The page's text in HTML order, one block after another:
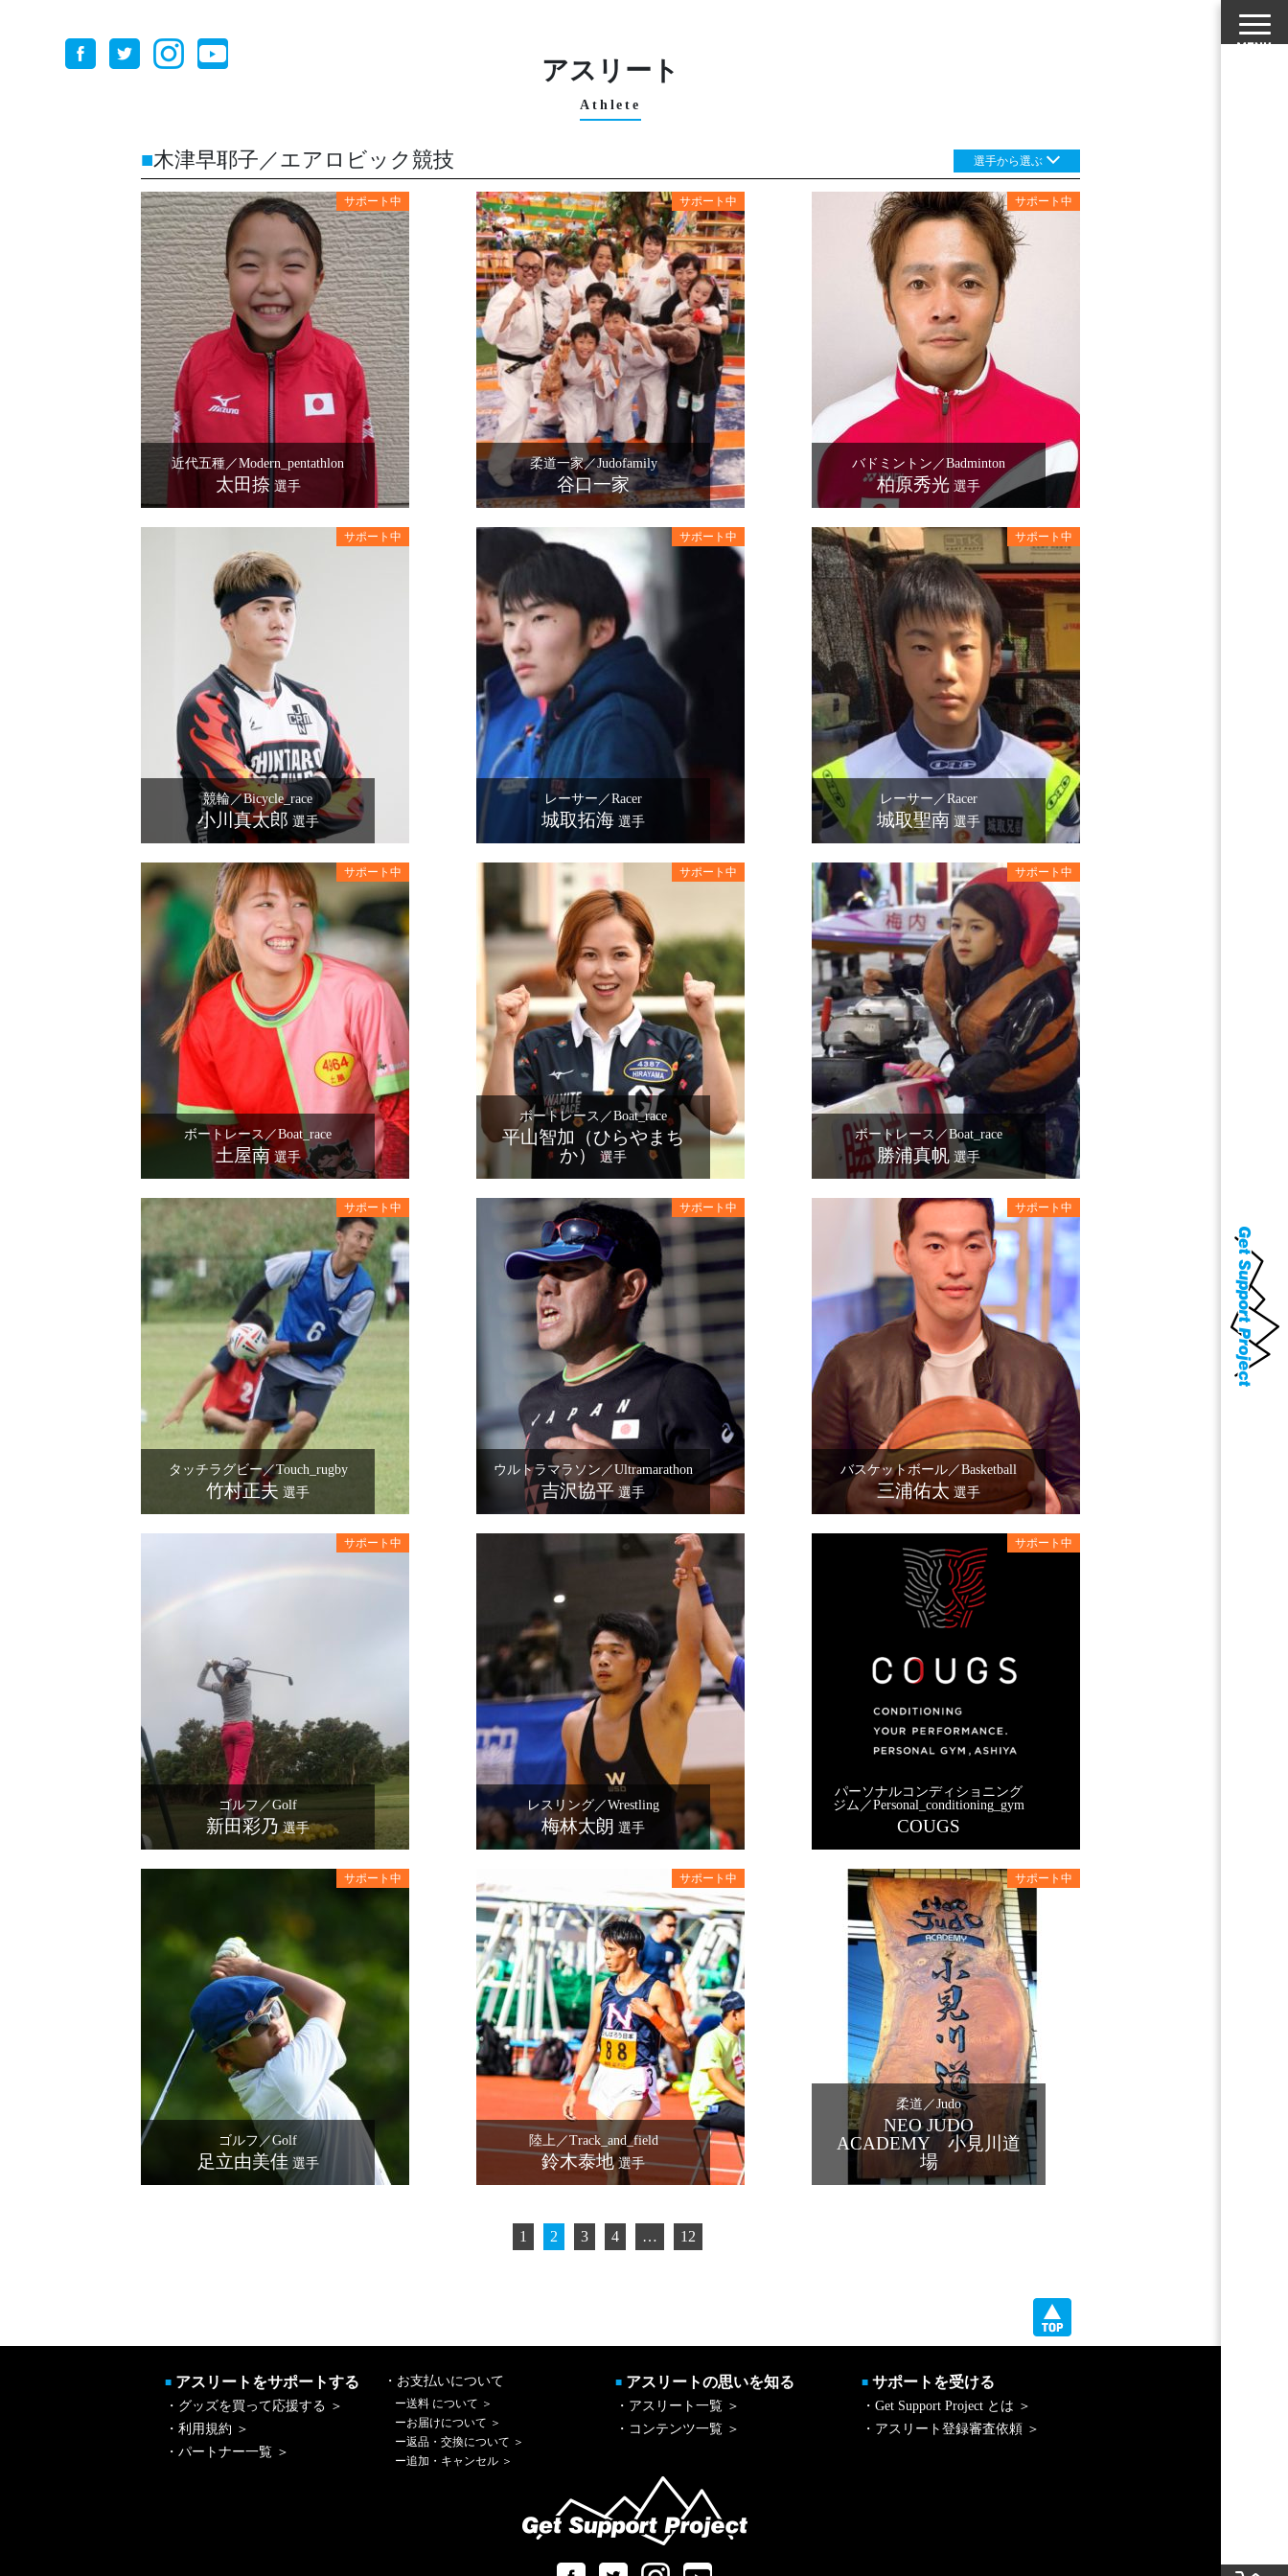
アスリート
Athlete
木津早耶子／エアロビック競技 選手から選ぶ
近代五種／Modern_pentathlon
太田捺 選手
柔道一家／Judofamily
谷口一家
バドミントン／Badminton
柏原秀光 選手
競輪／Bicycle_race
小川真太郎 選手
レーサー／Racer
城取拓海 選手
レーサー／Racer
城取聖南 選手
ボートレース／Boat_race
土屋南 選手
ボートレース／Boat_race
平山智加（ひらやまち
か）
選手
ボートレース／Boat_race
勝浦真帆 選手
タッチラグビー／Touch_rugby
竹村正夫 選手
ウルトラマラソン／Ultramarathon
吉沢協平 選手
バスケットボール／Basketball
三浦佑太 選手
ゴルフ／Golf
新田彩乃選手
レスリング／Wrestling
梅林太朗 選手
パーソナルコンディショニング
ジム／Personal_conditioning_gym
COUGS
ゴルフ／Golf
足立由美佳 選手
陸上／Track_and_field
鈴木泰地選手
柔道／Judo
NEO JUDO
ACADEMY 小見川道
場
1 2 3 4 … 12
■ アスリートをサポートする
・グッズを買って応援する ＞
・利用規約 ＞
・パートナー一覧 ＞
・お支払いについて
ー送料 について ＞
ーお届けについて ＞
ー返品・交換について ＞
ー追加・キャンセル ＞
■ アスリートの思いを知る
・アスリート一覧 ＞
・コンテンツ一覧 ＞
■ サポートを受ける
・Get Support Project とは ＞
・アスリート登録審査依頼 ＞